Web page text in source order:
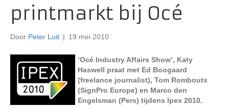
printmarkt bij Océ
Door Peter Luit | 19 mei 2010
‘Océ Industry Affairs Show’, Katy
Haswell praat met Ed Boogaard
(freelance journalist), Tom Rombouts
(SignPro Europe) en Marco den
Engelsman (Pers) tijdens Ipex 2010.